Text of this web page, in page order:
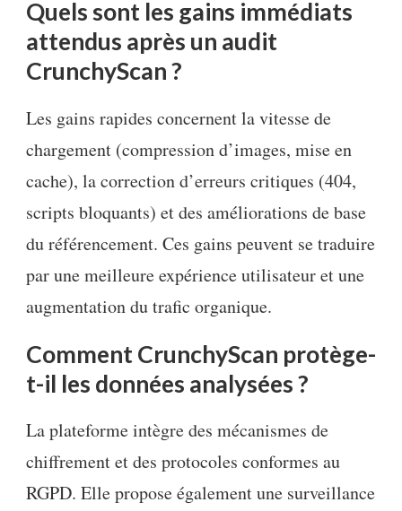
Quels sont les gains immédiats
attendus après un audit
CrunchyScan ?
Les gains rapides concernent la vitesse de
chargement (compression d’images, mise en
cache), la correction d’erreurs critiques (404,
scripts bloquants) et des améliorations de base
du référencement. Ces gains peuvent se traduire
par une meilleure expérience utilisateur et une
augmentation du trafic organique.
Comment CrunchyScan protège-
t-il les données analysées ?
La plateforme intègre des mécanismes de
chiffrement et des protocoles conformes au
RGPD. Elle propose également une surveillance